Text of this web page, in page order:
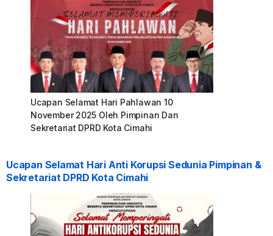
Ucapan Selamat Hari Pahlawan 10
November 2025 Oleh Pimpinan Dan
Sekretariat DPRD Kota Cimahi
Ucapan Selamat Hari Anti Korupsi Sedunia Pimpinan &
Sekretariat DPRD Kota Cimahi